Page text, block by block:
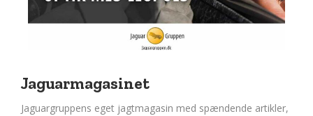
Jaguarmagasinet
Jaguargruppens eget jagtmagasin med spændende artikler,